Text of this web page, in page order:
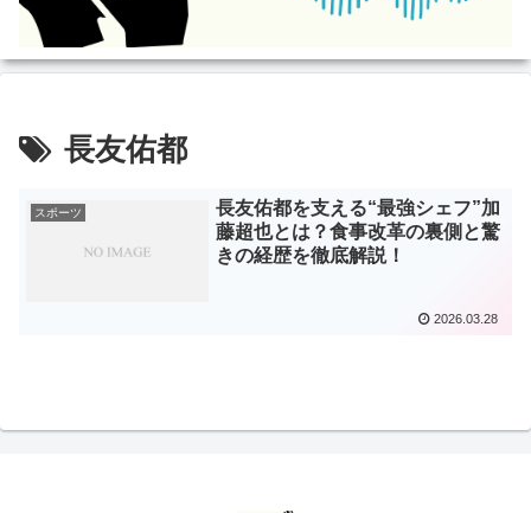
長友佑都
スポーツ
長友佑都を支える“最強シェフ”加
藤超也とは？食事改革の裏側と驚
きの経歴を徹底解説！
2026.03.28